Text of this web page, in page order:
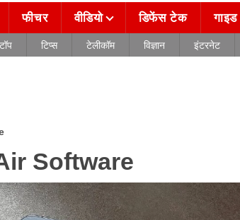
फीचर वीडियो डिफेंस टेक गाइड
टिप्स टेलीकॉम विज्ञान इंटरनेट
Software